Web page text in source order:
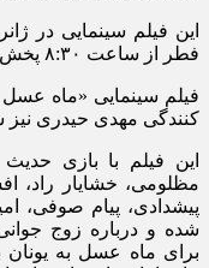
این فیلم سینمایی در
فطر از ساعت ۸:۳۰ پخش می‌شود.
فیلم سینمایی «ماه عسل
کنندگی مهدی حیدری نیز شنبه از ساعت
این فیلم با بازی
مظلومی‌، خشایار راد،
پیشدادی، پیام صوفی،
شده و درباره زوج
برای ماه عسل به یونان